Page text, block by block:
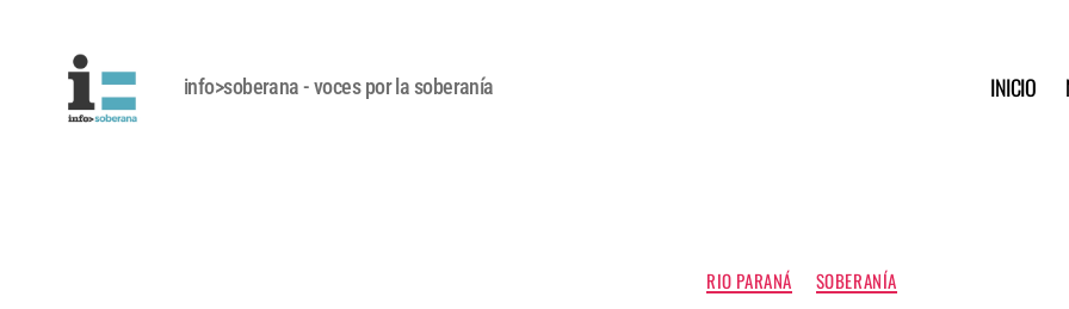
info>soberana - voces por la soberanía INICIO
RIO PARANÁ SOBERANÍA